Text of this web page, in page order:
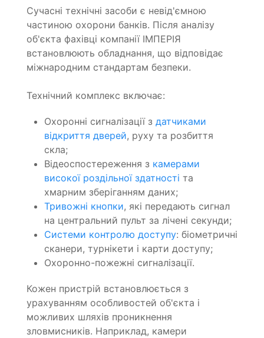
Сучасні технічні засоби є невід'ємною
частиною охорони банків. Після аналізу
об'єкта фахівці компанії ІМПЕРІЯ
встановлюють обладнання, що відповідає
міжнародним стандартам безпеки.
Технічний комплекс включає:
Охоронні сигналізації з датчиками
відкриття дверей, руху та розбиття
скла;
Відеоспостереження з камерами
високої роздільної здатності та
хмарним зберіганням даних;
Тривожні кнопки, які передають сигнал
на центральний пульт за лічені секунди;
Системи контролю доступу: біометричні
сканери, турнікети і карти доступу;
Охоронно-пожежні сигналізації.
Кожен пристрій встановлюється з
урахуванням особливостей об'єкта і
можливих шляхів проникнення
зловмисників. Наприклад, камери